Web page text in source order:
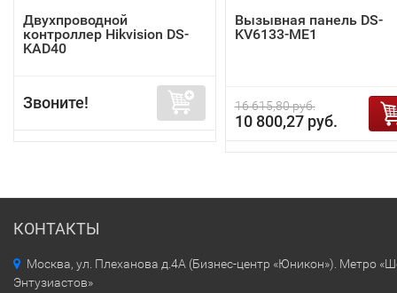
Двухпроводной
контроллер Hikvision DS-
KAD40
Звоните!
Вызывная панель DS-
KV6133-ME1
16 615,80 руб.
10 800,27 руб.
КОНТАКТЫ
Москва, ул. Плеханова д.4А (Бизнес-центр «Юникон»). Метро
Энтузиастов»